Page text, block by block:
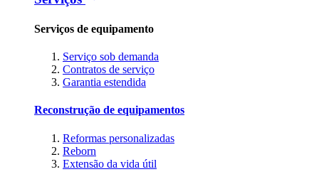
Serviços de equipamento
Serviço sob demanda
Contratos de serviço
Garantia estendida
Reconstrução de equipamentos
Reformas personalizadas
Reborn
Extensão da vida útil